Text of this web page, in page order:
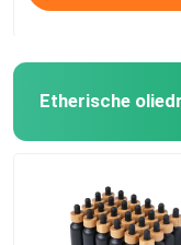
Etherische